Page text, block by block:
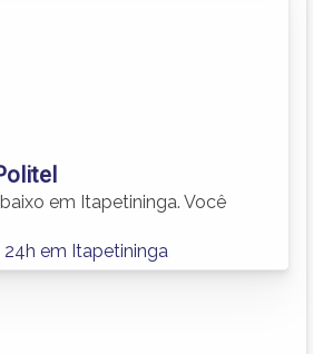
em Itapetininga. Você
em Itapetininga